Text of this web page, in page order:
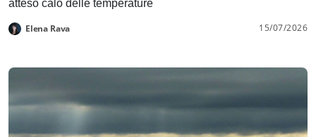
atteso calo delle temperature
Elena Rava 15/07/2026